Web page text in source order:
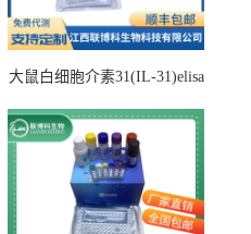
大鼠白细胞介素31(IL-31)elisa